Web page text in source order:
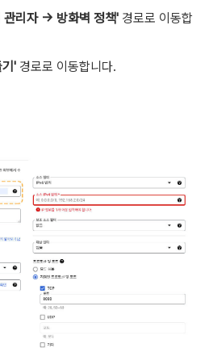
리자 -> 방화벽 정책' 경로로 이동합
' 경로로 이동합니다.